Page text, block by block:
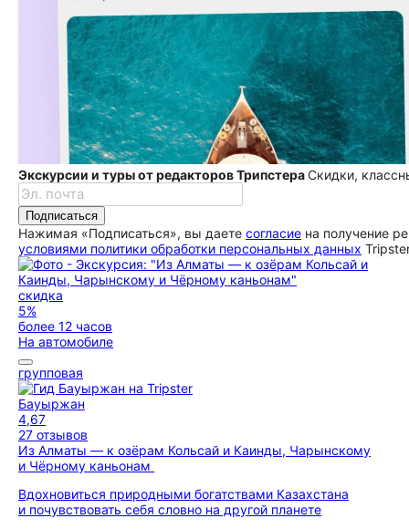
Экскурсии и туры от редакторов ТрипстераСкидки,
Подписаться
Нажимая «Подписаться», вы даете согласие на получение
условиями политики обработки персональных данных
скидка
5%
более 12 часов
На автомобиле
групповая
Бауыржан
4,67
27 отзывов
Из Алматы — к озёрам Кольсай и Каинды, Чарынскому
и Чёрному каньонам
Вдохновиться природными богатствами Казахстана
и почувствовать себя словно на другой планете